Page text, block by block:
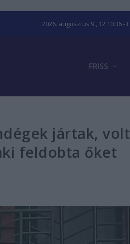
2026. augusztus 9., 12:10:37-
FRISS
jártak, volt
feldobta őket